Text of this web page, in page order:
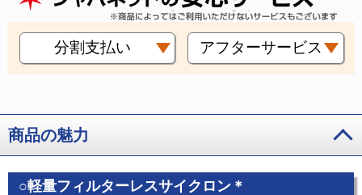
分割支払い アフターサービス
商品の魅力
○軽量フィルターレスサイクロン＊